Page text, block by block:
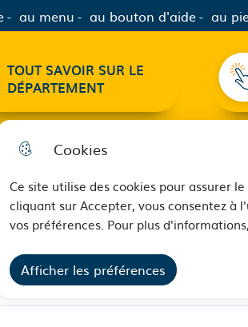
Cookies
Ce site utilise des cookies pour assurer
cliquant sur Accepter, vous consentez à
vos préférences. Pour plus
Afficher les préférences
au menu au bouton d'aide au
Retour à l'accueil
TOUT SAVOIR SUR LE
DÉPARTEMENT
Conseil